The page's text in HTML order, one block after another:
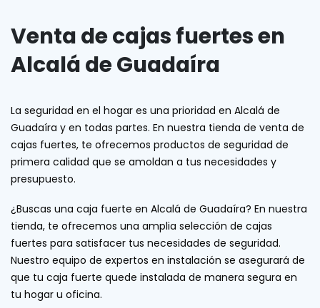
Venta de cajas fuertes en
Alcalá de Guadaíra
La seguridad en el hogar es una prioridad en Alcalá de
Guadaíra y en todas partes. En nuestra tienda de venta de
cajas fuertes, te ofrecemos productos de seguridad de
primera calidad que se amoldan a tus necesidades y
presupuesto.
¿Buscas una caja fuerte en Alcalá de Guadaíra? En nuestra
tienda, te ofrecemos una amplia selección de cajas
fuertes para satisfacer tus necesidades de seguridad.
Nuestro equipo de expertos en instalación se asegurará de
que tu caja fuerte quede instalada de manera segura en
tu hogar u oficina.